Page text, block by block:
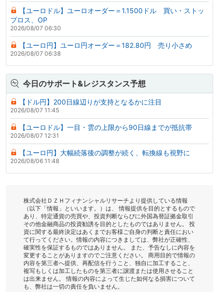
【ユーロドル】ユーロオーダー＝1.1500ドル 買い・ストッ
プロス、OP
2026/08/07 06:30
【ユーロ円】ユーロ円オーダー＝182.80円 売り小さめ
2026/08/07 06:38
今日のサポート&レジスタンス予想
【ドル円】200日線辺りが支持となるかに注目
2026/08/07 11:45
【ユーロドル】一目・雲の上限から90日線までが抵抗帯
2026/08/07 12:31
【ユーロ円】大幅続落後の調整が続く、転換線も視野に
2026/08/06 11:48
株式会社ＤＺＨフィナンシャルリサーチより提供している情報
（以下「情報」といいます。）は、 情報提供を目的とするもので
あり、特定通貨の売買や、投資判断ならびに外国為替証拠金取引
その他金融商品の投資勧誘を目的としたものではありません。 投
資に関する最終決定はあくまでお客様ご自身の判断と責任におい
て行ってください。情報の内容につきましては、弊社が正確性、
確実性を保証するものではありません。 また、予告なしに内容を
変更することがありますのでご注意ください。 商用目的で情報の
内容を第三者へ提供、再配信を行うこと、独自に加工すること、
複写もしくは加工したものを第三者に譲渡または使用させること
は出来ません。 情報の内容によって生じた如何なる損害について
も、弊社は一切の責任を負いません。